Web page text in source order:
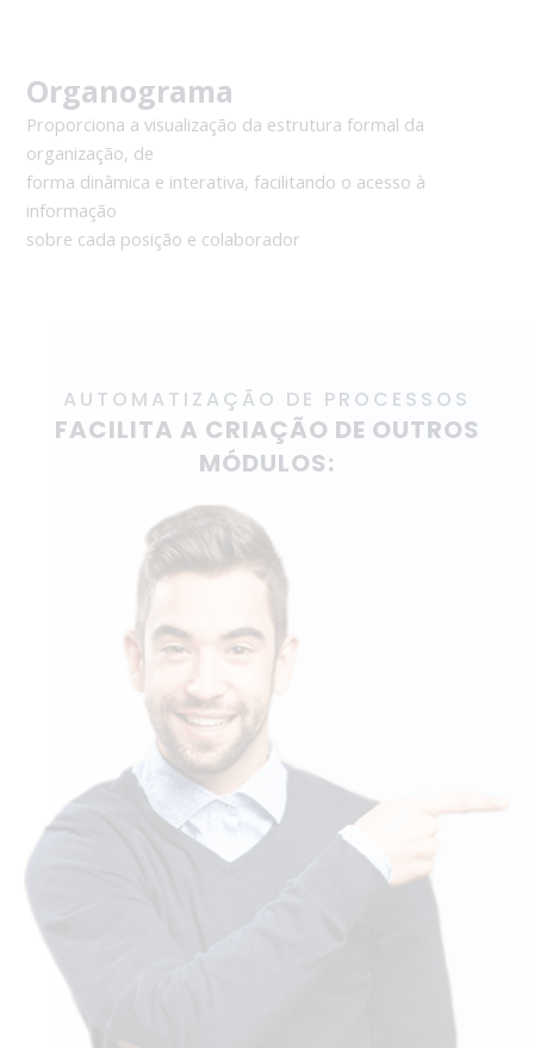
Organograma
Proporciona a visualização da estrutura formal da
organização, de
forma dinâmica e interativa, facilitando o acesso à
informação
sobre cada posição e colaborador
AUTOMATIZAÇÃO DE PROCESSOS
FACILITA A CRIAÇÃO DE OUTROS
MÓDULOS: